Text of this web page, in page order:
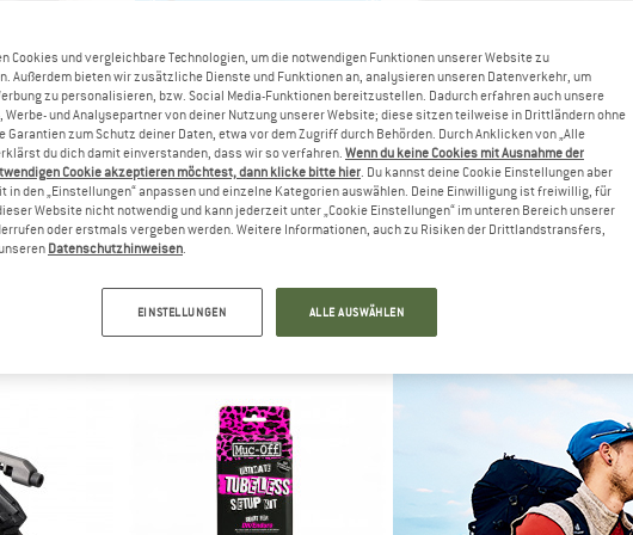
Pocket F6
M-WAVE
(0)
M-WAVE
TW-4/24 Drehmomentschlüssel
Werkzeugset
Cookies und vergleichbare Technologien, um die notwendigen Funktionen unserer Website zu
Außerdem bieten wir zusätzliche Dienste und Funktionen an, analysieren unseren Datenverkehr, um
zu personalisieren, bzw. Social Media-Funktionen bereitzustellen. Dadurch erfahren auch unsere
Werbe- und Analysepartner von deiner Nutzung unserer Website; diese sitzen teilweise in Drittländern ohne
Garantien zum Schutz deiner Daten, etwa vor dem Zugriff durch Behörden. Durch Anklicken von „Alle
du dich damit einverstanden, dass wir so verfahren. Wenn du keine Cookies mit Ausnahme der
Cookie akzeptieren möchtest, dann klicke bitte hier. Du kannst deine Cookie Einstellungen aber
in den „Einstellungen“ anpassen und einzelne Kategorien auswählen. Deine Einwilligung ist freiwillig, für
Website nicht notwendig und kann jederzeit unter „Cookie Einstellungen“ im unteren Bereich unserer
oder erstmals vergeben werden. Weitere Informationen, auch zu Risiken der Drittlandstransfers,
Datenschutzhinweisen.
EINSTELLUNGEN ALLE AUSWÄHLEN